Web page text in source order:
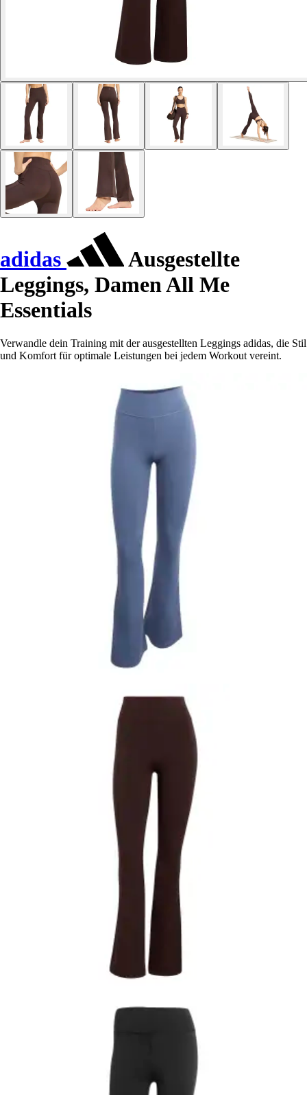
adidas
Ausgestellte
Leggings, Damen All Me
Essentials
Verwandle dein Training mit der ausgestellten Leggings adidas, die Stil
und Komfort für optimale Leistungen bei jedem Workout vereint.